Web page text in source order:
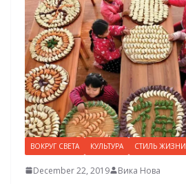
ВОКРУГ СВЕТА КУЛЬТУРА СТИЛЬ ЖИЗНИ
December 22, 2019 Вика Нова